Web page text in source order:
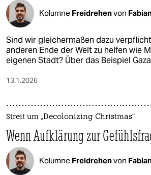
Kolumne Freidrehenvon
Sind wir gleichermaßen dazu
anderen Ende der Welt zu helfen wie
eigenen Stadt? Über das Beispiel
13.1.2026
Streit um „Decolonizing Christmas“
Wenn Aufklärung zur
Kolumne Freidrehenvon